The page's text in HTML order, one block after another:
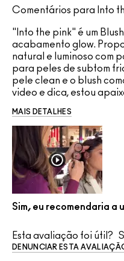
Comentários para Into
"Into the pink" é um
acabamento glow.
natural e luminoso com
para peles de subtom
pele clean e o blush
video e dica, estou
MAIS DETALHES
Sim, eu recomendaria a
Esta avaliação foi útil?
DENUNCIAR ESTA